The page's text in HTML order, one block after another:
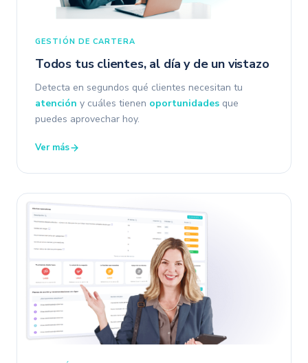
GESTIÓN DE CARTERA
Todos tus clientes, al día y de un vistazo
Detecta en segundos qué clientes necesitan tu
atención y cuáles tienen oportunidades que
puedes aprovechar hoy.
Ver más